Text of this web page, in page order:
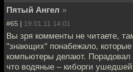
Пятый Ангел »
#65 | 19.01.11 14:01
Вы зря комменты не читаете,
"знающих" понабежало,
компьютеры делают.
что водяные – киборги